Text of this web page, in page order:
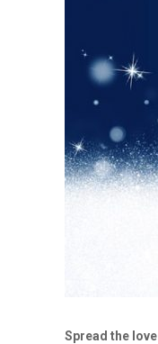
Spread the love